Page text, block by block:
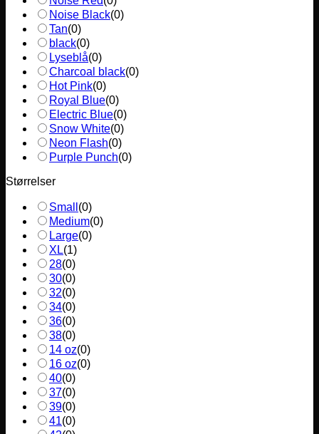
Noise Black(0)
Tan(0)
black(0)
Lyseblå(0)
Charcoal black(0)
Hot Pink(0)
Royal Blue(0)
Electric Blue(0)
Snow White(0)
Neon Flash(0)
Purple Punch(0)
Størrelser
Small (0)
Medium(0)
Large(0)
XL(1)
28(0)
30(0)
32(0)
34(0)
36(0)
38(0)
14 oz(0)
16 oz(0)
40(0)
37(0)
39(0)
41(0)